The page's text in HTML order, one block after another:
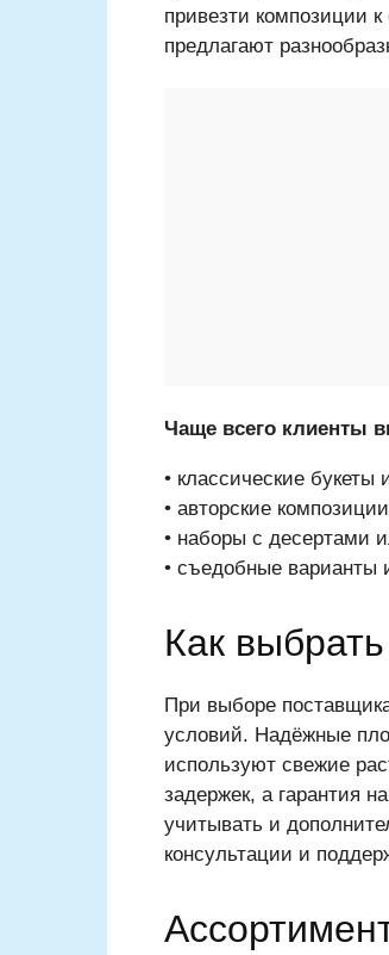
привезти композиции
предлагают
Чаще всего клиенты
• классические
• авторские
• наборы с десертами
• съедобные варианты
Как
При выборе
условий. Надёжные
используют свежие
задержек, а гарантия
учитывать и
консультации и